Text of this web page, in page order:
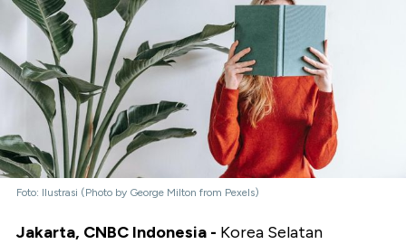
Foto: Ilustrasi (Photo by George Milton from Pexels)
Jakarta, CNBC Indonesia - Korea Selatan